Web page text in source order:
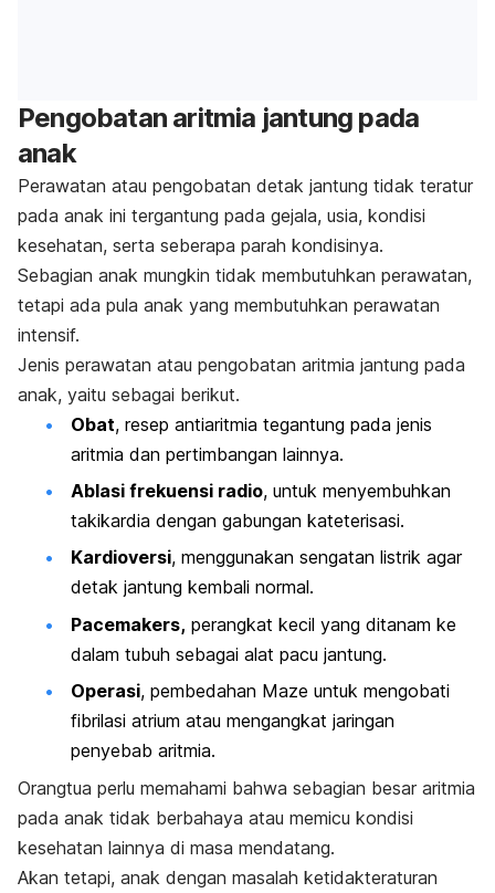
Pengobatan aritmia jantung pada
anak
Perawatan atau pengobatan detak jantung tidak teratur
pada anak ini tergantung pada gejala, usia, kondisi
kesehatan, serta seberapa parah kondisinya.
Sebagian anak mungkin tidak membutuhkan perawatan,
tetapi ada pula anak yang membutuhkan perawatan
intensif.
Jenis perawatan atau pengobatan aritmia jantung pada
anak, yaitu sebagai berikut.
Obat, resep antiaritmia tegantung pada jenis
aritmia dan pertimbangan lainnya.
Ablasi frekuensi radio, untuk menyembuhkan
takikardia dengan gabungan kateterisasi.
Kardioversi, menggunakan sengatan listrik agar
detak jantung kembali normal.
Pacemakers, perangkat kecil yang ditanam ke
dalam tubuh sebagai alat pacu jantung.
Operasi, pembedahan Maze untuk mengobati
fibrilasi atrium atau mengangkat jaringan
penyebab aritmia.
Orangtua perlu memahami bahwa sebagian besar aritmia
pada anak tidak berbahaya atau memicu kondisi
kesehatan lainnya di masa mendatang.
Akan tetapi, anak dengan masalah ketidakteraturan